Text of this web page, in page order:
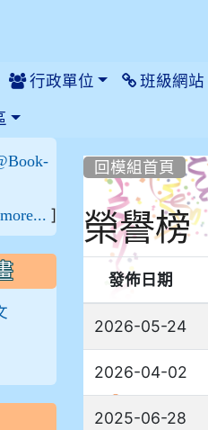
行政單位 班級網站
回模組首頁
榮譽榜
發佈日期
2026-05-24
2026-04-02
2025-06-28
more... ]